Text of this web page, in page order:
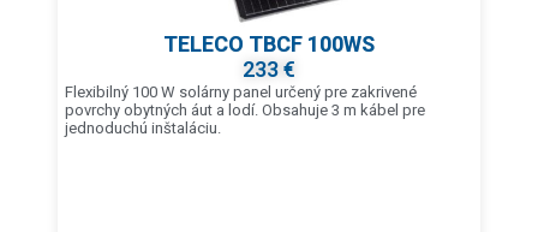
TELECO TBCF 100WS
233 €
Flexibilný 100 W solárny panel určený pre zakrivené
povrchy obytných áut a lodí. Obsahuje 3 m kábel pre
jednoduchú inštaláciu.